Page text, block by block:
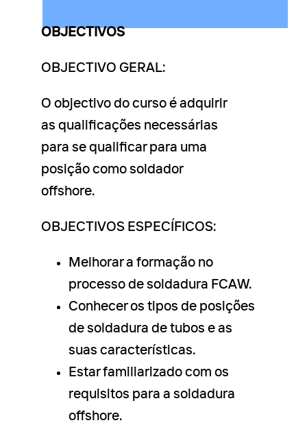
OBJECTIVOS
OBJECTIVO GERAL:
O objectivo do curso é adquirir
as qualificações necessárias
para se qualificar para uma
posição como soldador
offshore.
OBJECTIVOS ESPECÍFICOS:
Melhorar a formação no
processo de soldadura FCAW.
Conhecer os tipos de posições
de soldadura de tubos e as
suas características.
Estar familiarizado com os
requisitos para a soldadura
offshore.